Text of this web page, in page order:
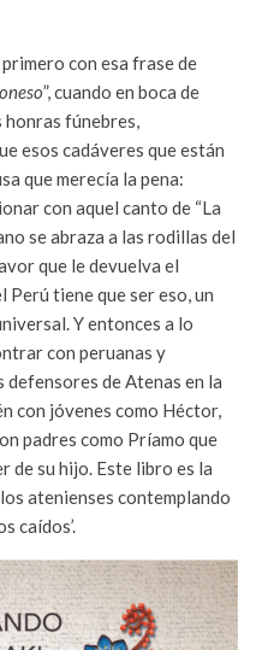
con esa frase de
”, cuando en boca de
honras fúnebres,
esos cadáveres que están
que merecía la pena:
con aquel canto de “La
se abraza a las rodillas del
que le devuelva el
tiene que ser eso, un
Y entonces a lo
con peruanas y
de Atenas en la
con jóvenes como Héctor,
padres como Príamo que
de su hijo. Este libro es la
atenienses contemplando
caídos’.